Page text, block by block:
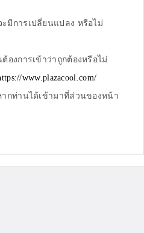
มีการเปลี่ยนแปลง หรือไม่
องการเข้าว่าถูกต้องหรือไม่
www.plazacool.com/
กท่านได้เข้ามาที่ส่วนของหน้า